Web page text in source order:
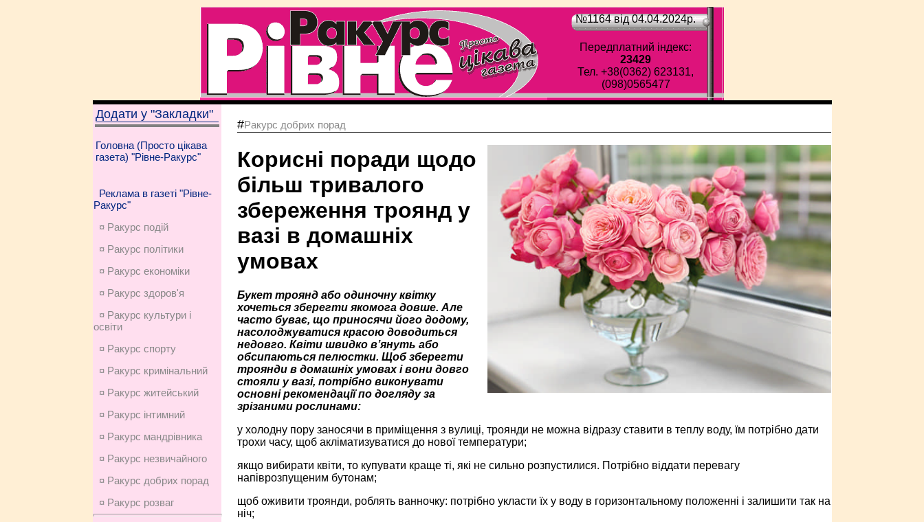
№1164 від 04.04.2024p.
Передплатний індекс:
23429
Тел. +38(0362) 623131,
(098)0565477
Додати у "Закладки"
Головна (Просто цікава
газета) "Рівне-Ракурс"
Реклама в газеті "Рівне-
Ракурс"
¤ Ракурс подій
¤ Ракурс політики
¤ Ракурс економiки
¤ Ракурс здоров'я
¤ Ракурс культури і
освіти
¤ Ракурс спорту
¤ Ракурс кримінальний
¤ Ракурс житейський
¤ Ракурс інтимний
¤ Ракурс мандрівника
¤ Ракурс незвичайного
¤ Ракурс добрих порад
¤ Ракурс розваг
#Ракурс добрих порад
Корисні поради щодо
більш тривалого
збереження троянд у
вазі в домашніх
умовах
Букет троянд або одиночну квітку
хочеться зберегти якомога довше. Але
часто буває, що приносячи його додому,
насолоджуватися красою доводиться
недовго. Квіти швидко в’януть або
обсипаються пелюстки. Щоб зберегти
троянди в домашніх умовах і вони довго
стояли у вазі, потрібно виконувати
основні рекомендації по догляду за
зрізаними рослинами:
у холодну пору заносячи в приміщення з вулиці, троянди не можна відразу ставити в теплу воду, їм потрібно дати
трохи часу, щоб акліматизуватися до нової температури;
якщо вибирати квіти, то купувати краще ті, які не сильно розпустилися. Потрібно віддати перевагу
напіврозпущеним бутонам;
щоб оживити троянди, роблять ванночку: потрібно укласти їх у воду в горизонтальному положенні і залишити так на
ніч;